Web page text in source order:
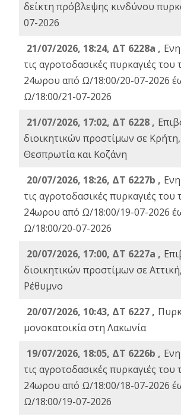
δείκτη πρόβλεψης κινδύνου
07-2026
21/07/2026, 18:24, ΔΤ 6228a ,
τις αγροτοδασικές πυρκαγιές του
24ωρου από Ω/18:00/20-07-2026
Ω/18:00/21-07-2026
21/07/2026, 17:02, ΔΤ 6228 ,
διοικητικών προστίμων σε Κρήτη,
Θεσπρωτία και Κοζάνη
20/07/2026, 18:26, ΔΤ 6227b ,
τις αγροτοδασικές πυρκαγιές του
24ωρου από Ω/18:00/19-07-2026
Ω/18:00/20-07-2026
20/07/2026, 17:00, ΔΤ 6227a ,
διοικητικών προστίμων σε
Ρέθυμνο
20/07/2026, 10:43, ΔΤ 6227 ,
μονοκατοικία στη Λακωνία
19/07/2026, 18:05, ΔΤ 6226b ,
τις αγροτοδασικές πυρκαγιές του
24ωρου από Ω/18:00/18-07-2026
Ω/18:00/19-07-2026